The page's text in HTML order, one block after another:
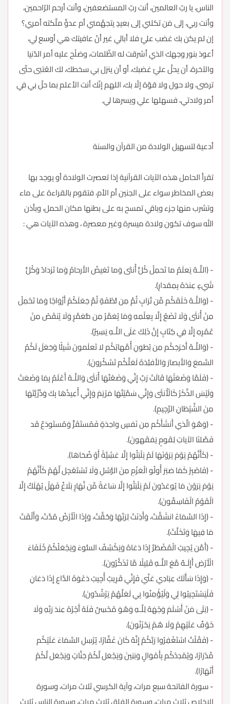
الناس، يا ربّ العالمين، أنت ربّ المستضعفين، وأنت أرحم الرّاحمين،
وأنت ربي، إلى مَن تكلني إلى بعيدٍ يتجهَّمني أم عدوٍّ ملَّكته أمري؟
إن لم يكن بك غضب عليَّ فلا أبالي غير أنّ عافيتك هي أوسع لي،
أعوذ بنور وجهك الذي أشرقت له الظّلمات، وصَلُح عليه أمر الدّنيا
والآخرة، أن يحلَّ عليّ غضبك، أو أن ينزل بي سخطك، لك العُتبى حتّى
ترضى، ولا حول ولا قوّة إلّا بك، اللهم إنّك أنت الأعلم بما حلّ بي في
أمر ولادتي، فسهلها علي ويسرها لي.
أدعية لتسهيل الولادة من القرآن والسنة
تقرأ الحامل هذه الآيات القرآنية إذا تعصرت الولادة أو يوجد بها
بعض المخاطر سواء على الجنين أم الأم، فتقوم بالقراءة على ماء
وتشرب منها جزء وباقي تمسح به على بطنها مكان الحمل، وبأذن
الله سوف تكون ولادة ميسرة وغير معصرة ، وهذه الآيات هي :
- (اللَّـهُ يَعلَمُ ما تَحمِلُ كُلُّ أُنثى وَما تَغيضُ الأَرحامُ وَما تَزدادُ وَكُلُّ
شَيءٍ عِندَهُ بِمِقدارٍ).
- (وَاللَّـهُ خَلَقَكُم مِّن تُرَابٍ ثُمَّ مِن نُّطْفَةٍ ثُمَّ جَعَلَكُمْ أَزْوَاجًا وَمَا تَحْمِلُ
مِنْ أُنثَى وَلَا تَضَعُ إِلَّا بِعِلْمِهِ وَمَا يُعَمَّرُ مِن مُّعَمَّرٍ وَلَا يُنقَصُ مِنْ
عُمُرِهِ إِلَّا فِي كِتَابٍ إِنَّ ذَلِكَ عَلَى اللَّـهِ يَسِيرٌ).
- (وَاللَّـهُ أَخرَجَكُم مِن بُطونِ أُمَّهاتِكُم لا تَعلَمونَ شَيئًا وَجَعَلَ لَكُمُ
السَّمعَ وَالأَبصارَ وَالأَفئِدَةَ لَعَلَّكُم تَشكُرونَ).
- (فَلَمَّا وَضَعَتْهَا قَالَتْ رَبِّ إِنِّي وَضَعْتُهَا أُنثَىٰ وَاللَّـهُ أَعْلَمُ بِمَا وَضَعَتْ
وَلَيْسَ الذَّكَرُ كَالْأُنثَىٰ وَإِنِّي سَمَّيْتُهَا مَرْيَمَ وَإِنِّي أُعِيذُهَا بِكَ وَذُرِّيَّتَهَا
مِنَ الشَّيْطَانِ الرَّجِيمِ).
- (وَهُوَ الَّذي أَنشَأَكُم مِن نَفسٍ واحِدَةٍ فَمُستَقَرٌّ وَمُستَودَعٌ قَد
فَصَّلنَا الآياتِ لِقَومٍ يَفقَهونَ).
- (كَأَنَّهُمْ يَوْمَ يَرَوْنَهَا لَمْ يَلْبَثُوا إِلَّا عَشِيَّةً أَوْ ضُحَاهَا).
- (فَاصْبِرْ كَمَا صَبَرَ أُولُو الْعَزْمِ مِنَ الرُّسُلِ وَلَا تَسْتَعْجِل لَّهُمْ كَأَنَّهُمْ
يَوْمَ يَرَوْنَ مَا يُوعَدُونَ لَمْ يَلْبَثُوا إِلَّا سَاعَةً مِّن نَّهَارٍ بَلَاغٌ فَهَلْ يُهْلَكُ إِلَّا
الْقَوْمُ الْفَاسِقُونَ).
- (إِذَا السَّمَاءُ انشَقَّتْ، وَأَذِنَتْ لِرَبِّهَا وَحُقَّتْ، وَإِذَا الْأَرْضُ مُدَّتْ، وَأَلْقَتْ
مَا فِيهَا وَتَخَلَّتْ).
- (أَمَّن يُجِيبُ الْمُضْطَرَّ إِذَا دَعَاهُ وَيَكْشِفُ السُّوءَ وَيَجْعَلُكُمْ خُلَفَاءَ
الْأَرْضِ أَإِلَـهٌ مَّعَ اللَّـهِ قَلِيلًا مَّا تَذَكَّرُونَ).
- (وَإِذَا سَأَلَكَ عِبَادِي عَنِّي فَإِنِّي قَرِيبٌ أُجِيبُ دَعْوَةَ الدَّاعِ إِذَا دَعَانِ
فَلْيَسْتَجِيبُوا لِي وَلْيُؤْمِنُوا بِي لَعَلَّهُمْ يَرْشُدُونَ).
- (بَلَىٰ مَنْ أَسْلَمَ وَجْهَهُ لِلَّـهِ وَهُوَ مُحْسِنٌ فَلَهُ أَجْرُهُ عِندَ رَبِّهِ وَلَا
خَوْفٌ عَلَيْهِمْ وَلَا هُمْ يَحْزَنُونَ).
- (فَقُلْتُ اسْتَغْفِرُوا رَبَّكُمْ إِنَّهُ كَانَ غَفَّارًا، يُرْسِلِ السَّمَاءَ عَلَيْكُم
مِّدْرَارًا، وَيُمْدِدْكُم بِأَمْوَالٍ وَبَنِينَ وَيَجْعَل لَّكُمْ جَنَّاتٍ وَيَجْعَل لَّكُمْ
أَنْهَارًا).
- سورة الفاتحة سبع مرات، وآية الكرسي ثلاث مرات، وسورة